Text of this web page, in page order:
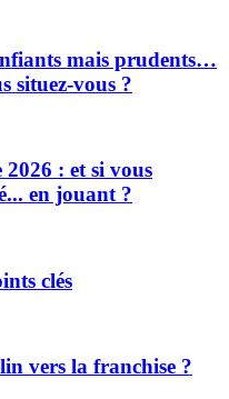
mais prudents…
situez-vous ?
2026 : et si vous
en jouant ?
clés
vers la franchise ?